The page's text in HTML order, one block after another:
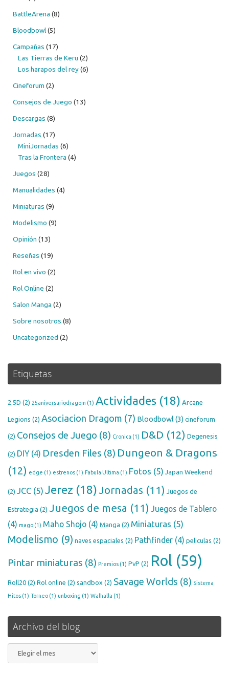
BattleArena (8)
Bloodbowl(5)
Campañas (17)
Las Tierras de Keru (2)
Los harapos del rey(6)
Cineforum (2)
Consejos de Juego (13)
Descargas (8)
Jornadas (17)
MiniJornadas (6)
Tras la Frontera (4)
Juegos (28)
Manualidades (4)
Miniaturas (9)
Modelismo (9)
Opinión (13)
Reseñas (19)
Rol en vivo (2)
Rol Online (2)
Salon Manga (2)
Sobre nosotros (8)
Uncategorized (2)
Etiquetas
2.5D (2) 25aniversariodragom (1) Actividades (18) Arcane
Legions (2) Asociacion Dragom (7) Bloodbowl (3) cineforum
(2) Consejos de Juego (8) Cronica (1) D&D (12) Degenesis
(2) DIY(4) Dresden Files (8) Dungeon & Dragons
(12) edge (1) estrenos (1) Fabula Ultima (1) Fotos (5) Japan Weekend
(2) JCC (5) Jerez (18) Jornadas (11) Juegos de
Estrategia (2) Juegos de mesa (11) Juegos de Tablero
(4) mago (1) Maho Shojo (4) Manga (2) Miniaturas (5)
Modelismo (9) naves espaciales (2) Pathfinder (4) peliculas (2)
Pintar miniaturas (8) Premios (1) PvP (2) Rol (59)
Roll20 (2) Rol online (2) sandbox (2) Savage Worlds (8) Sistema
Hitos (1) Torneo (1) unboxing (1) Walhalla (1)
Archivo del blog
Archivo